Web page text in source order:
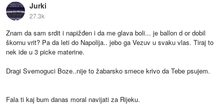
Jurki
27.3k
Znam da sam srdit i napižđen i da me glava boli... je ballon d or dobil
škornu vrit? Pa da leti do Napolija.. jebo ga Vezuv u svaku vlas. Tiraj to
nek ide u 3 picke materine.
Dragi Svemoguci Boze..nije to žabarsko smece krivo da Tebe psujem.
Fala ti kaj bum danas moral navijati za Rijeku.